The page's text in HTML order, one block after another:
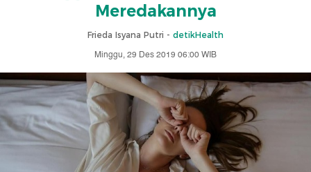
Meredakannya
Frieda Isyana Putri - detikHealth
Minggu, 29 Des 2019 06:00 WIB